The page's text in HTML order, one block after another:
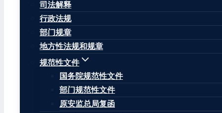
司法解释
行政法规
部门规章
地方性法规和规章
规范性文件
国务院规范性文件
部门规范性文件
原安监总局复函
第二章 生产经营单位的安全生产保障
第三章 从业人员安全生产权利和义务
第四章 安全生产的监督管理
第五章 生产安全事故的应急救援和调查处理
第六章 法律责任